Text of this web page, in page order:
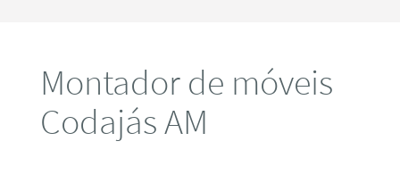
Montador de móveis
Codajás AM